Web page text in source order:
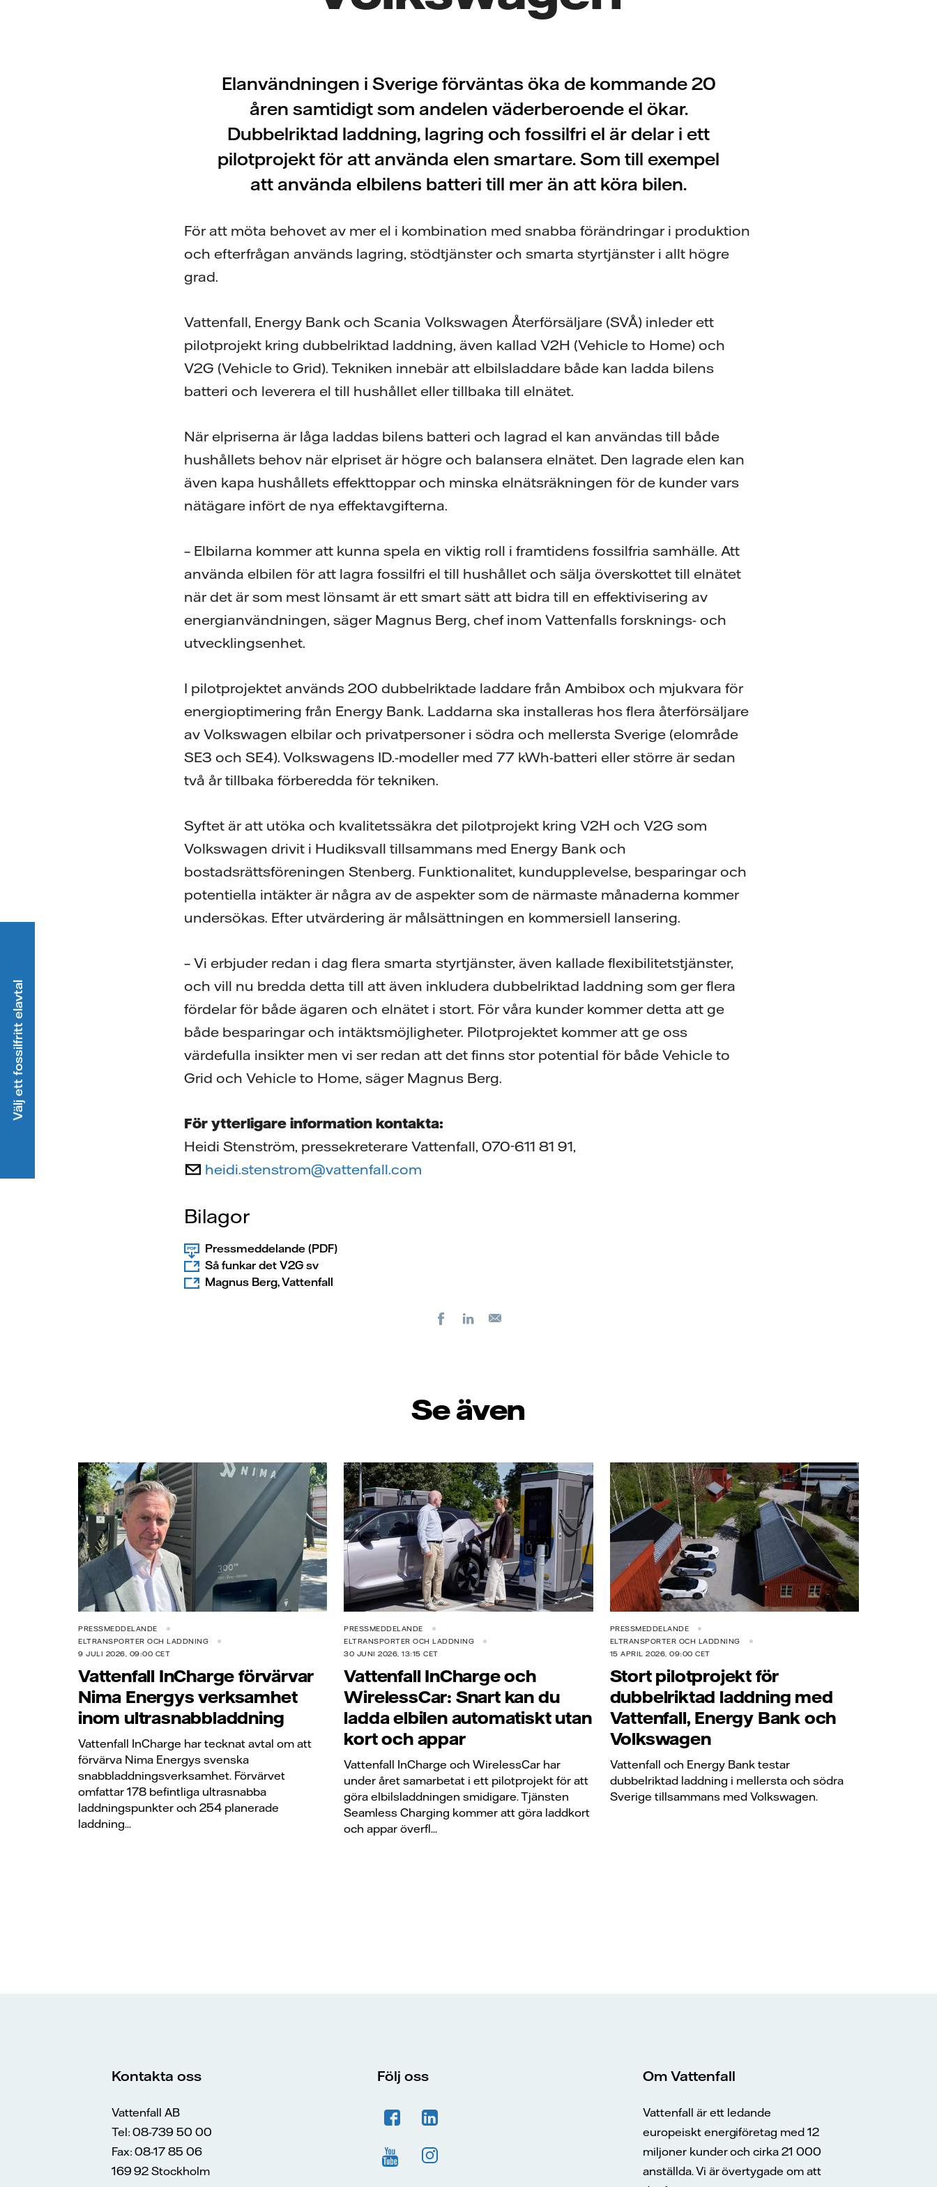
Elanvändningen i Sverige förväntas öka de kommande 20
åren samtidigt som andelen väderberoende el ökar.
Dubbelriktad laddning, lagring och fossilfri el är delar i ett
pilotprojekt för att använda elen smartare. Som till exempel
att använda elbilens batteri till mer än att köra bilen.
För att möta behovet av mer el i kombination med snabba förändringar i produktion
och efterfrågan används lagring, stödtjänster och smarta styrtjänster i allt högre
grad.
Vattenfall, Energy Bank och Scania Volkswagen Återförsäljare (SVÅ) inleder ett
pilotprojekt kring dubbelriktad laddning, även kallad V2H (Vehicle to Home) och
V2G (Vehicle to Grid). Tekniken innebär att elbilsladdare både kan ladda bilens
batteri och leverera el till hushållet eller tillbaka till elnätet.
När elpriserna är låga laddas bilens batteri och lagrad el kan användas till både
hushållets behov när elpriset är högre och balansera elnätet. Den lagrade elen kan
även kapa hushållets effekttoppar och minska elnätsräkningen för de kunder vars
nätägare infört de nya effektavgifterna.
– Elbilarna kommer att kunna spela en viktig roll i framtidens fossilfria samhälle. Att
använda elbilen för att lagra fossilfri el till hushållet och sälja överskottet till elnätet
när det är som mest lönsamt är ett smart sätt att bidra till en effektivisering av
energianvändningen, säger Magnus Berg, chef inom Vattenfalls forsknings- och
utvecklingsenhet.
I pilotprojektet används 200 dubbelriktade laddare från Ambibox och mjukvara för
energioptimering från Energy Bank. Laddarna ska installeras hos flera återförsäljare
av Volkswagen elbilar och privatpersoner i södra och mellersta Sverige (elområde
SE3 och SE4). Volkswagens ID.-modeller med 77 kWh-batteri eller större är sedan
två år tillbaka förberedda för tekniken.
Syftet är att utöka och kvalitetssäkra det pilotprojekt kring V2H och V2G som
Volkswagen drivit i Hudiksvall tillsammans med Energy Bank och
bostadsrättsföreningen Stenberg. Funktionalitet, kundupplevelse, besparingar och
potentiella intäkter är några av de aspekter som de närmaste månaderna kommer
undersökas. Efter utvärdering är målsättningen en kommersiell lansering.
– Vi erbjuder redan i dag flera smarta styrtjänster, även kallade flexibilitetstjänster,
och vill nu bredda detta till att även inkludera dubbelriktad laddning som ger flera
fördelar för både ägaren och elnätet i stort. För våra kunder kommer detta att ge
både besparingar och intäktsmöjligheter. Pilotprojektet kommer att ge oss
värdefulla insikter men vi ser redan att det finns stor potential för både Vehicle to
Grid och Vehicle to Home, säger Magnus Berg.
För ytterligare information kontakta:
Heidi Stenström, pressekreterare Vattenfall, 070-611 81 91,
heidi.stenstrom@vattenfall.com
Bilagor
Pressmeddelande (PDF)
Så funkar det V2G sv
Magnus Berg, Vattenfall
FacebookLinkedIn
Se även
PRESSMEDDELANDE
ELTRANSPORTER OCH LADDNING
9 JULI 2026, 09:00 CET
Vattenfall InCharge förvärvar
Nima Energys verksamhet
inom ultrasnabbladdning
Vattenfall InCharge har tecknat avtal om att
förvärva Nima Energys svenska
snabbladdningsverksamhet. Förvärvet
omfattar 178 befintliga ultrasnabba
laddningspunkter och 254 planerade
laddning...
PRESSMEDDELANDE
ELTRANSPORTER OCH LADDNING
30 JUNI 2026, 13:15 CET
Vattenfall InCharge och
WirelessCar: Snart kan du
ladda elbilen automatiskt utan
kort och appar
Vattenfall InCharge och WirelessCar har
under året samarbetat i ett pilotprojekt för att
göra elbilsladdningen smidigare. Tjänsten
Seamless Charging kommer att göra laddkort
och appar överfl...
PRESSMEDDELANDE
ELTRANSPORTER OCH LADDNING
15 APRIL 2026, 09:00 CET
Stort pilotprojekt för
dubbelriktad laddning med
Vattenfall, Energy Bank och
Volkswagen
Vattenfall och Energy Bank testar
dubbelriktad laddning i mellersta och södra
Sverige tillsammans med Volkswagen.
Välj ett fossilfritt elavtal
Kontakta oss
Vattenfall AB
Tel: 08-739 50 00
Fax: 08-17 85 06
169 92 Stockholm
Följ oss Om Vattenfall
Vattenfall är ett ledande
europeiskt energiföretag med 12
miljoner kunder och cirka 21 000
anställda. Vi är övertygade om att